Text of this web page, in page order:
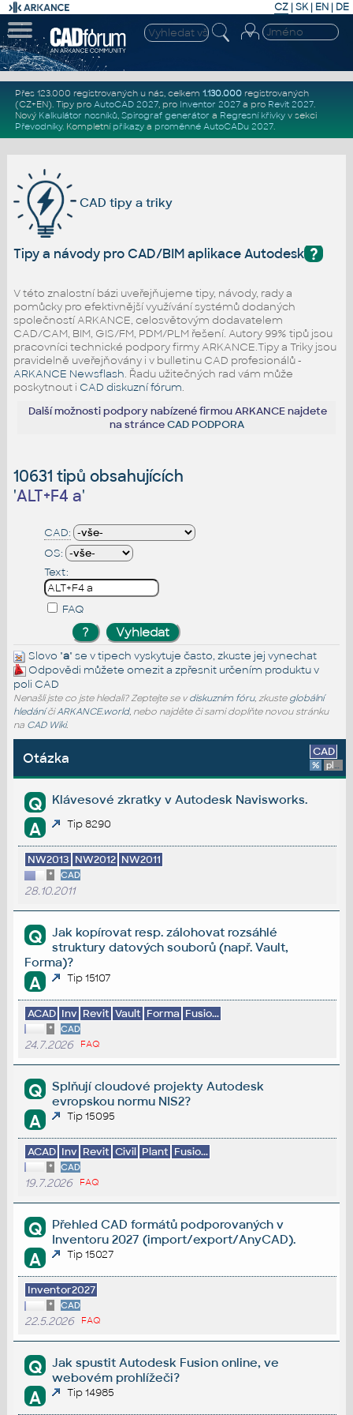
CZ | SK| EN | DE
Přes 123.000 registrovaných u nás, celkem 1.130.000registrovaných
(CZ+EN). Tipy pro AutoCAD 2027, pro Inventor 2027a pro Revit 2027.
Nový Kalkulátor nosníků, Spirograf generátor a Regresní křivkyv sekci
Převodníky. Kompletní příkazya proměnné AutoCADu 2027.
CAD tipy a triky
?
Tipy a návody pro CAD/BIM aplikace Autodesk
V této znalostní bázi uveřejňujeme tipy, návody, rady a
pomůcky pro efektivnější využívání systémů dodaných
společností ARKANCE, celosvětovým dodavatelem
CAD/CAM, BIM, GIS/FM, PDM/PLM řešení. Autory 99% tipů jsou
pracovníci technické podpory firmy ARKANCE.Tipy a Triky jsou
pravidelně uveřejňovány i v bulletinu CAD profesionálů -
ARKANCE Newsflash. Řadu užitečných rad vám může
poskytnout i CAD diskuzní fórum.
Další možnosti podpory nabízené firmou ARKANCE najdete
na stránceCAD PODPORA
10631 tipů obsahujících
'ALT+F4 a'
CAD:
OS:
Text:
FAQ
Slovo "a" se v tipech vyskytuje často, zkuste jej vynechat
Odpovědi můžete omezit a zpřesnit určením produktu v
poli CAD
Nenašli jste co jste hledali? Zeptejte se v diskuzním fóru, zkuste globální
hledáníčiARKANCE.world, nebo najděte či sami doplňte novou stránku
na CAD Wiki.
Otázka CAD
% platforma
Q Klávesové zkratky v Autodesk Navisworks.
A Tip 8290
NW2013 NW2012 NW2011
* CAD
28.10.2011
Q
Jak kopírovat resp. zálohovat rozsáhlé
struktury datových souborů (např. Vault,
Forma)?
A Tip 15107
ACAD Inv Revit Vault Forma Fusio...
* CAD
24.7.2026 FAQ
Q
Splňují cloudové projekty Autodesk
evropskou normu NIS2?
A Tip 15095
ACAD Inv Revit Civil Plant Fusio...
* CAD
19.7.2026 FAQ
Q
Přehled CAD formátů podporovaných v
Inventoru 2027 (import/export/AnyCAD).
A Tip 15027
Inventor2027
* CAD
22.5.2026 FAQ
Q
Jak spustit Autodesk Fusion online, ve
webovém prohlížeči?
A Tip 14985